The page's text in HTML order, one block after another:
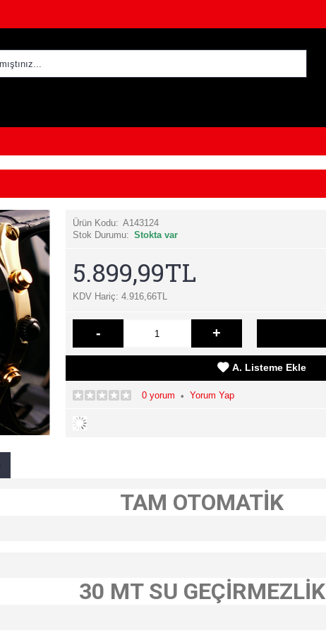
Ürün Kodu: A143124
Stok Durumu: Stokta var
5.899,99TL
KDV Hariç: 4.916,66TL
- +
A. Listeme Ekle
0 yorum • Yorum Yap
TAM OTOMATİK
30 MT SU GEÇİRMEZLİK